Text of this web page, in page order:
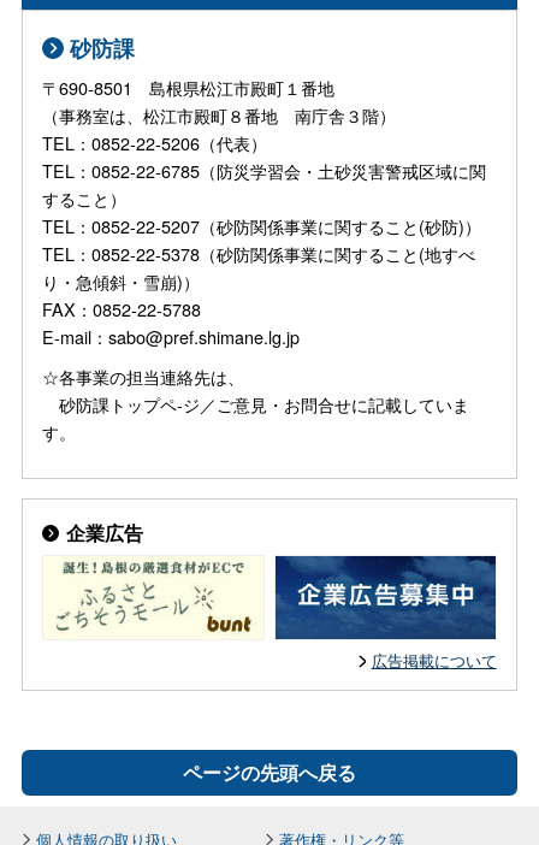
砂防課
〒690-8501 島根県松江市殿町１番地
（事務室は、松江市殿町８番地 南庁舎３階）
TEL：0852-22-5206（代表）
TEL：0852-22-6785（防災学習会・土砂災害警戒区域に関
すること）
TEL：0852-22-5207（砂防関係事業に関すること(砂防)）
TEL：0852-22-5378（砂防関係事業に関すること(地すべ
り・急傾斜・雪崩)）
FAX：0852-22-5788
E-mail：sabo@pref.shimane.lg.jp
☆各事業の担当連絡先は、
砂防課トップペ-ジ／ご意見・お問合せに記載していま
す。
企業広告
広告掲載について
ページの先頭へ戻る
個人情報の取り扱い 著作権・リンク等